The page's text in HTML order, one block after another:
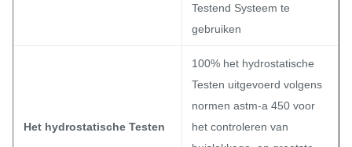
Testend Systeem te
gebruiken
Het hydrostatische Testen
100% het hydrostatische
Testen uitgevoerd volgens
normen astm-a 450 voor
het controleren van